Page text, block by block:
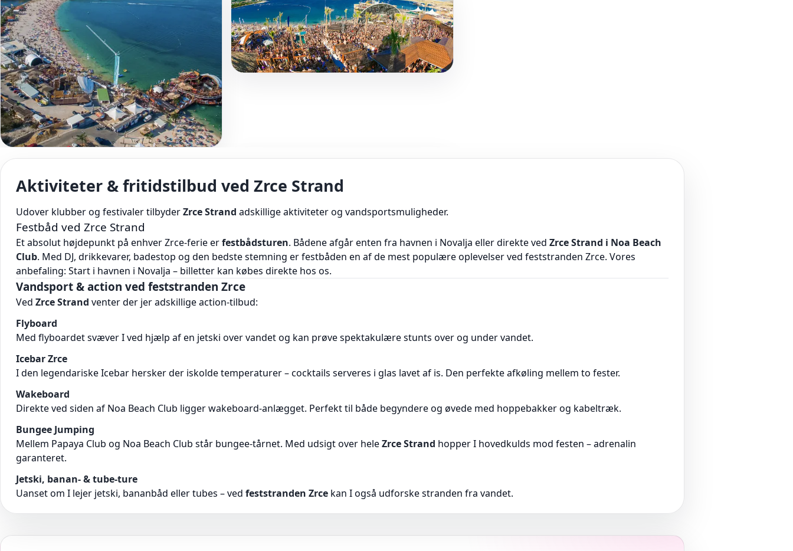
Aktiviteter & fritidstilbud ved Zrce Strand
Udover klubber og festivaler tilbyderZrce Strand adskillige aktiviteter og vandsportsmuligheder.
Festbåd ved Zrce Strand
Et absolut højdepunkt på enhver Zrce-ferie erfestbådsturen. Bådene afgår enten fra havnen i Novalja eller direkte ved Zrce Strand i Noa Beach
Club. Med DJ, drikkevarer, badestop og den bedste stemning er festbåden en af de mest populære oplevelser ved feststranden Zrce. Vores
anbefaling: Start i havnen i Novalja – billetter kan købes direkte hos os.
Vandsport & action ved feststranden Zrce
Ved Zrce Strand venter der jer adskillige action-tilbud:
Flyboard
Med flyboardet svæver I ved hjælp af en jetski over vandet og kan prøve spektakulære stunts over og under vandet.
Icebar Zrce
I den legendariske Icebar hersker der iskolde temperaturer – cocktails serveres i glas lavet af is. Den perfekte afkøling mellem to fester.
Wakeboard
Direkte ved siden af Noa Beach Club ligger wakeboard-anlægget. Perfekt til både begyndere og øvede med hoppebakker og kabeltræk.
Bungee Jumping
Mellem Papaya Club og Noa Beach Club står bungee-tårnet. Med udsigt over heleZrce Strand hopper I hovedkulds mod festen – adrenalin
garanteret.
Jetski, banan- & tube-ture
Uanset om I lejer jetski, bananbåd eller tubes – ved feststranden Zrce kan I også udforske stranden fra vandet.